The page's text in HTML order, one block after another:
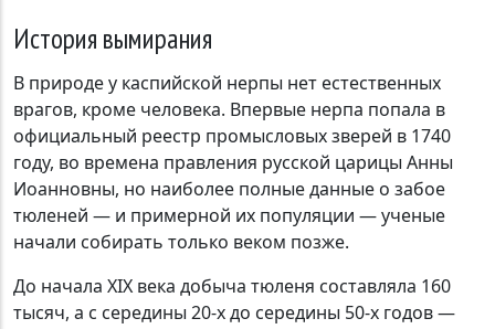
История вымирания
В природе у каспийской нерпы нет естественных
врагов, кроме человека. Впервые нерпа попала в
официальный реестр промысловых зверей в 1740
году, во времена правления русской царицы Анны
Иоанновны, но наиболее полные данные о забое
тюленей — и примерной их популяции — ученые
начали собирать только веком позже.
До начала XIX века добыча тюленя составляла 160
тысяч, а с середины 20-х до середины 50-х годов —